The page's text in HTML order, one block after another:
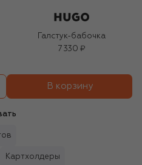
Галстук-бабочка
7 330 ₽
В корзину
Картхолдеры